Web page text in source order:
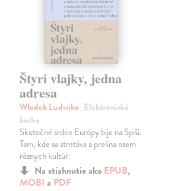
Štyri vlajky, jedna
adresa
Włodek Ludwika| Elektronická
kniha
Skutočné srdce Európy bije na Spiši.
Tam, kde sa stretáva a prelína osem
rôznych kultúr.
Na stiahnutie ako EPUB,
MOBI a PDF